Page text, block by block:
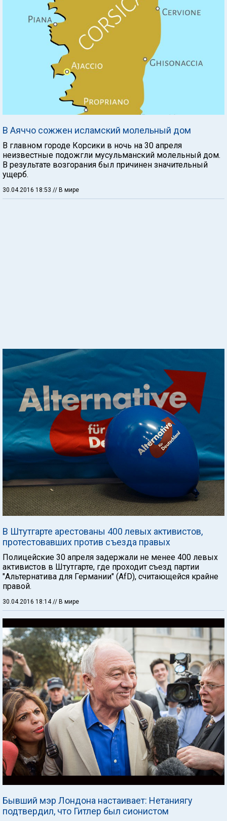
В Аяччо сожжен исламский молельный дом
В главном городе Корсики в ночь на 30 апреля
неизвестные подожгли мусульманский молельный дом.
В результате возгорания был причинен значительный
ущерб.
30.04.2016 18:53 // В мире
В Штутгарте арестованы 400 левых активистов,
протестовавших против съезда правых
Полицейские 30 апреля задержали не менее 400 левых
активистов в Штутгарте, где проходит съезд партии
"Альтернатива для Германии" (AfD), считающейся крайне
правой.
30.04.2016 18:14// В мире
Бывший мэр Лондона настаивает: Нетаниягу
подтвердил, что Гитлер был сионистом